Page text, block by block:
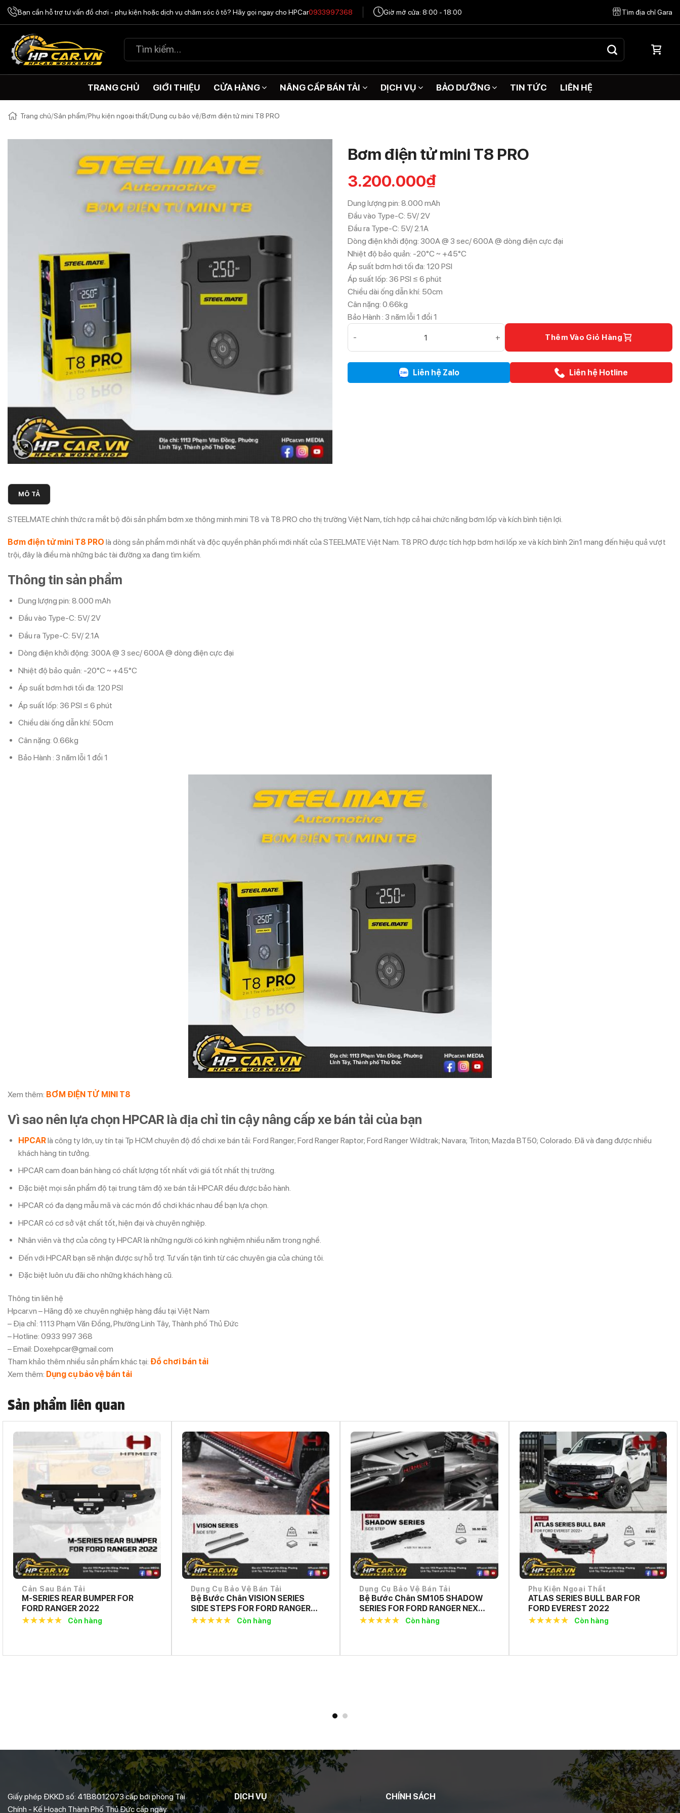
Chuyển
đến
dung
Bạn cần hỗ trợ tư vấn đồ chơi - phụ kiện hoặc dịch vụ chăm sóc ô tô? Hãy gọi ngay cho HPCar0933997368 Giờ mở cửa: 8:00 - 18:00 Tìm địa chỉ Gara
Tìm
kiếm:
TRANG CHỦ GIỚI THIỆU CỬA HÀNG NÂNG CẤP BÁN TẢI DỊCH VỤ BẢO DƯỠNG TIN TỨC LIÊN HỆ
Trang chủ/Sản phẩm/Phụ kiện ngoại thất/Dụng cụ bảo vệ/Bơm điện tử mini T8 PRO
Bơm điện tử mini T8 PRO
3.200.000₫
Dung lượng pin: 8.000 mAh
Đầu vào Type-C: 5V/ 2V
Đầu ra Type-C: 5V/ 2.1A
Dòng điện khởi động: 300A @ 3 sec/ 600A @ dòng điện cực đại
Nhiệt độ bảo quản: -20°C ~ +45°C
Áp suất bơm hơi tối đa: 120 PSI
Áp suất lốp: 36 PSI ≤ 6 phút
Chiều dài ống dẫn khí: 50cm
Cân nặng: 0.66kg
Bảo Hành : 3 năm lỗi 1 đổi 1
Bơm điện tử mini T8 PRO số lượng
Thêm Vào Giỏ Hàng
Liên hệ Zalo Liên hệ Hotline
MÔ TẢ
STEELMATE chính thức ra mắt bộ đôi sản phẩm bơm xe thông minh mini T8 và T8 PRO cho thị trường Việt Nam, tích hợp cả hai chức năng bơm lốp và kích bình tiện lợi.
Bơm điện tử mini T8 PRO là dòng sản phẩm mới nhất và độc quyền phân phối mới nhất của STEELMATE Việt Nam. T8 PRO được tích hợp bơm hơi lốp xe và kích bình 2in1 mang đến hiệu quả vượt
trội, đây là điều mà những bác tài đường xa đang tìm kiếm.
Thông tin sản phẩm
Dung lượng pin: 8.000 mAh
Đầu vào Type-C: 5V/ 2V
Đầu ra Type-C: 5V/ 2.1A
Dòng điện khởi động: 300A @ 3 sec/ 600A @ dòng điện cực đại
Nhiệt độ bảo quản: -20°C ~ +45°C
Áp suất bơm hơi tối đa: 120 PSI
Áp suất lốp: 36 PSI ≤ 6 phút
Chiều dài ống dẫn khí: 50cm
Cân nặng: 0.66kg
Bảo Hành : 3 năm lỗi 1 đổi 1
Xem thêm: BƠM ĐIỆN TỬ MINI T8
Vì sao nên lựa chọn HPCAR là địa chỉ tin cậy nâng cấp xe bán tải của bạn
HPCARlà công ty lớn, uy tín tại Tp HCM chuyên độ đồ chơi xe bán tải: Ford Ranger; Ford Ranger Raptor; Ford Ranger Wildtrak; Navara; Triton; Mazda BT50; Colorado. Đã và đang được nhiều
khách hàng tin tưởng.
HPCAR cam đoan bán hàng có chất lượng tốt nhất với giá tốt nhất thị trường.
Đặc biệt mọi sản phẩm độ tại trung tâm độ xe bán tải HPCAR đều được bảo hành.
HPCAR có đa dạng mẫu mã và các món đồ chơi khác nhau để bạn lựa chọn.
HPCAR có cơ sở vật chất tốt, hiện đại và chuyên nghiệp.
Nhân viên và thợ của công ty HPCAR là những người có kinh nghiệm nhiều năm trong nghề.
Đến với HPCAR bạn sẽ nhận được sự hỗ trợ. Tư vấn tận tình từ các chuyên gia của chúng tôi.
Đặc biệt luôn ưu đãi cho những khách hàng cũ.
Thông tin liên hệ
Hpcar.vn – Hãng độ xe chuyên nghiệp hàng đầu tại Việt Nam
– Địa chỉ: 1113 Phạm Văn Đồng, Phường Linh Tây, Thành phố Thủ Đức
– Hotline: 0933 997 368
– Email: Doxehpcar@gmail.com
Tham khảo thêm nhiều sản phẩm khác tại: Đồ chơi bán tải
Xem thêm: Dụng cụ bảo vệ bán tải
Sản phẩm liên quan
Cản Sau Bán Tải
M-SERIES REAR BUMPER FOR
FORD RANGER 2022
Còn hàng
Dụng Cụ Bảo Vệ Bán Tải
Bệ Bước Chân VISION SERIES
SIDE STEPS FOR FORD RANGER
NEXT GEN 2022+
Còn hàng
Dụng Cụ Bảo Vệ Bán Tải
Bệ Bước Chân SM105 SHADOW
SERIES FOR FORD RANGER NEXT
GEN 2022+
Còn hàng
Phụ Kiện Ngoại Thất
ATLAS SERIES BULL BAR FOR
FORD EVEREST 2022
Còn hàng
Giấy phép ĐKKD số: 41B8012073 cấp bới phòng Tài
Chính - Kế Hoạch Thành Phố Thủ Đức cấp ngày
DỊCH VỤ CHÍNH SÁCH